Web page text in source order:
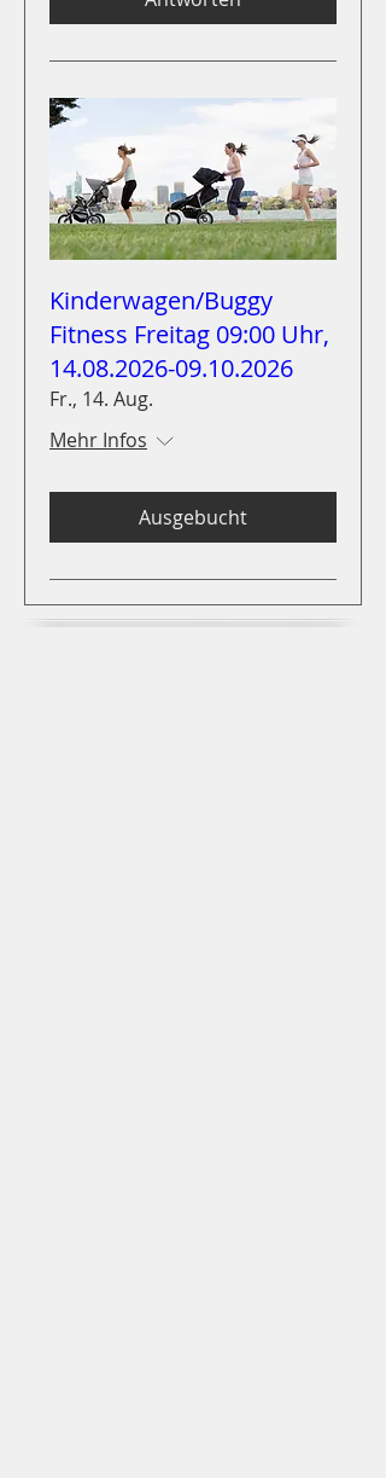
Kinderwagen/Buggy
Fitness Freitag 09:00 Uhr,
14.08.2026-09.10.2026
Fr., 14. Aug.
Mehr Infos
Ausgebucht